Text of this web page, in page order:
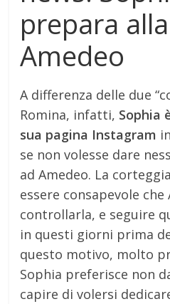
prepara
Amedeo
A differenza delle due
Romina, infatti, Sophia
sua pagina Instagram
se non volesse dare
ad Amedeo. La
essere consapevole
controllarla, e seguire
in questi giorni prima
questo motivo, molto
Sophia preferisce non
capire di volersi